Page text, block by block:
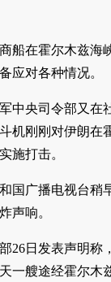
船在霍尔木兹海
应对各种情况。
中央司令部又在
机刚刚对伊朗在
施打击。
国广播电视台稍
声响。
26日发表声明称
一艘途经霍尔木